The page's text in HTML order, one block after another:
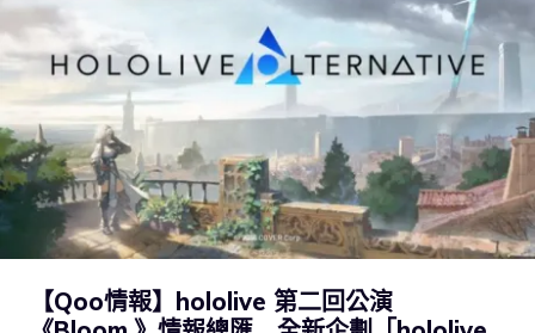
【Qoo情報】hololive 第二回公演